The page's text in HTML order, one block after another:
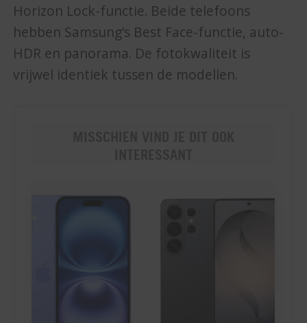
Horizon Lock-functie. Beide telefoons
hebben Samsung’s Best Face-functie, auto-
HDR en panorama. De fotokwaliteit is
vrijwel identiek tussen de modellen.